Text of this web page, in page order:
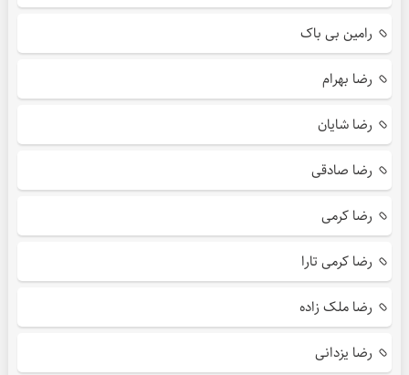
رامین بی باک
رضا بهرام
رضا شایان
رضا صادقی
رضا کرمی
رضا کرمی تارا
رضا ملک زاده
رضا یزدانی